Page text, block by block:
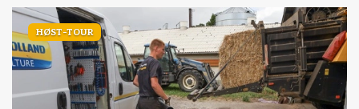
HØST-TOUR